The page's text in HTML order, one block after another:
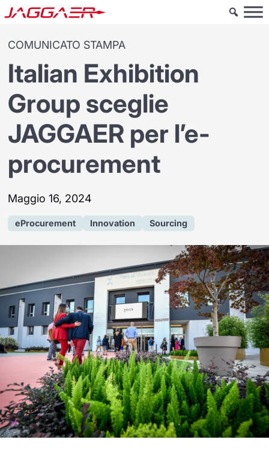
COMUNICATO STAMPA
Italian Exhibition
Group sceglie
JAGGAER per l’e-
procurement
Maggio 16, 2024
eProcurement Innovation Sourcing